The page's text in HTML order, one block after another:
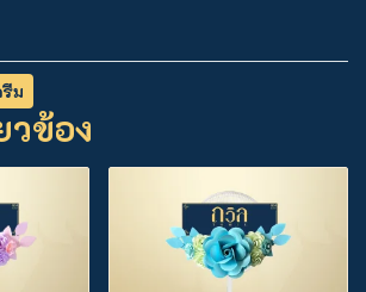
ม
วข้อง